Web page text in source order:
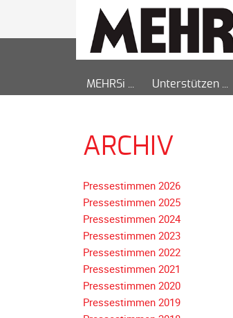
MEHRSi Unterstützen
ARCHIV
Pressestimmen 2026
Pressestimmen 2025
Pressestimmen 2024
Pressestimmen 2023
Pressestimmen 2022
Pressestimmen 2021
Pressestimmen 2020
Pressestimmen 2019